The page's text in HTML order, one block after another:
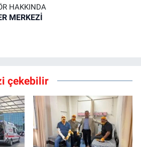
HAKKINDA
MERKEZİ
çekebilir